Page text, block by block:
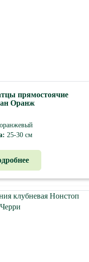
прямостоячие
Оранж
оранжевый
25-30 см
периодом цветения. Цветки –
- 25-30 см.